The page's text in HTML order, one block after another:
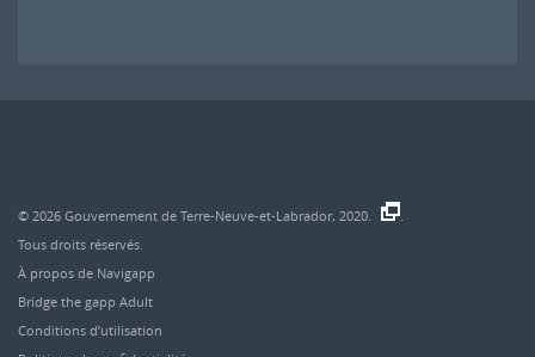
© 2026 Gouvernement de Terre-Neuve-et-Labrador, 2020.
Tous droits réservés.
À propos de Navigapp
Bridge the gapp Adult
Conditions d’utilisation